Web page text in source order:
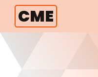
CME